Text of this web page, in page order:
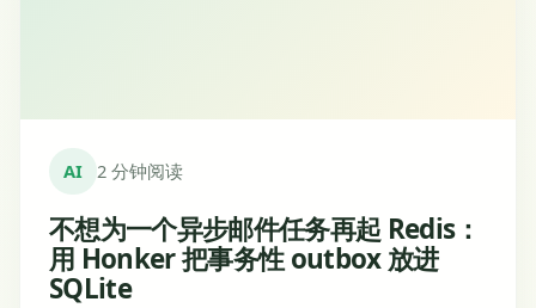
AI 2 分钟阅读
不想为一个异步邮件任务再起 Redis：
用 Honker 把事务性 outbox 放进
SQLite